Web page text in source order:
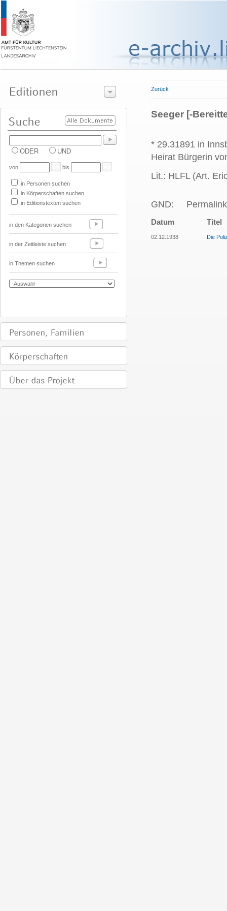
ODER UND
von bis
in Personen suchen
in Körperschaften suchen
in Editionstexten suchen
in den Kategorien suchen
in der Zeitleiste suchen
in Themen suchen
Zurück
Seeger [-
* 29.31891 in
Heirat Bürgerin
Lit.: HLFL (Art.
GND:
Datum Titel
02.12.1938 Die